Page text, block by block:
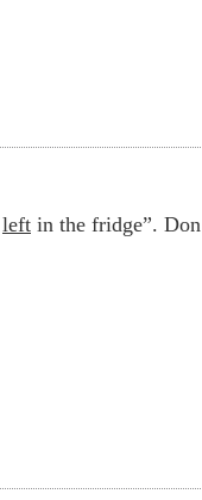
left in the fridge”.